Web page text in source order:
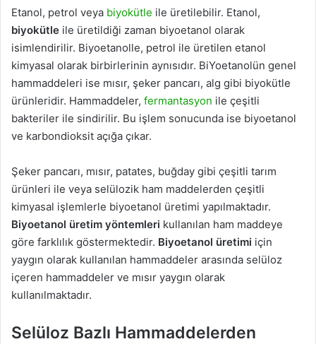
Etanol, petrol veya biyokütle ile üretilebilir. Etanol,
biyokütle ile üretildiği zaman biyoetanol olarak
isimlendirilir. Biyoetanolle, petrol ile üretilen etanol
kimyasal olarak birbirlerinin aynısıdır. BiYoetanolün genel
hammaddeleri ise mısır, şeker pancarı, alg gibi biyokütle
ürünleridir. Hammaddeler, fermantasyon ile çeşitli
bakteriler ile sindirilir. Bu işlem sonucunda ise biyoetanol
ve karbondioksit açığa çıkar.
Şeker pancarı, mısır, patates, buğday gibi çeşitli tarım
ürünleri ile veya selülozik ham maddelerden çeşitli
kimyasal işlemlerle biyoetanol üretimi yapılmaktadır.
Biyoetanol üretim yöntemleri kullanılan ham maddeye
göre farklılık göstermektedir. Biyoetanol üretimi için
yaygın olarak kullanılan hammaddeler arasında selüloz
içeren hammaddeler ve mısır yaygın olarak
kullanılmaktadır.
Selüloz Bazlı Hammaddelerden